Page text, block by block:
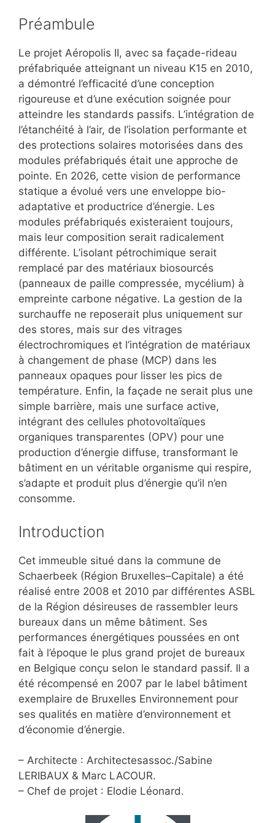
Préambule
Le projet Aéropolis II, avec sa façade-rideau
préfabriquée atteignant un niveau K15 en 2010,
a démontré l’efficacité d’une conception
rigoureuse et d’une exécution soignée pour
atteindre les standards passifs. L’intégration de
l’étanchéité à l’air, de l’isolation performante et
des protections solaires motorisées dans des
modules préfabriqués était une approche de
pointe. En 2026, cette vision de performance
statique a évolué vers une enveloppe bio-
adaptative et productrice d’énergie. Les
modules préfabriqués existeraient toujours,
mais leur composition serait radicalement
différente. L’isolant pétrochimique serait
remplacé par des matériaux biosourcés
(panneaux de paille compressée, mycélium) à
empreinte carbone négative. La gestion de la
surchauffe ne reposerait plus uniquement sur
des stores, mais sur des vitrages
électrochromiques et l’intégration de matériaux
à changement de phase (MCP) dans les
panneaux opaques pour lisser les pics de
température. Enfin, la façade ne serait plus une
simple barrière, mais une surface active,
intégrant des cellules photovoltaïques
organiques transparentes (OPV) pour une
production d’énergie diffuse, transformant le
bâtiment en un véritable organisme qui respire,
s’adapte et produit plus d’énergie qu’il n’en
consomme.
Introduction
Cet immeuble situé dans la commune de
Schaerbeek (Région Bruxelles–Capitale) a été
réalisé entre 2008 et 2010 par différentes ASBL
de la Région désireuses de rassembler leurs
bureaux dans un même bâtiment. Ses
performances énergétiques poussées en ont
fait à l’époque le plus grand projet de bureaux
en Belgique conçu selon le standard passif. Il a
été récompensé en 2007 par le label bâtiment
exemplaire de Bruxelles Environnement pour
ses qualités en matière d’environnement et
d’économie d’énergie.
– Architecte : Architectesassoc./Sabine
LERIBAUX & Marc LACOUR.
– Chef de projet : Elodie Léonard.